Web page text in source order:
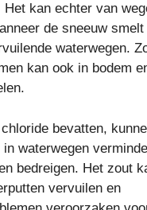
kan echter van
de sneeuw
waterwegen.
kan ook in bodem
bevatten,
waterwegen
bedreigen. Het zout
vervuilen en